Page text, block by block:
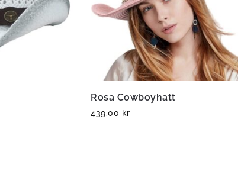
Rosa Cowboyhatt
439.00 kr